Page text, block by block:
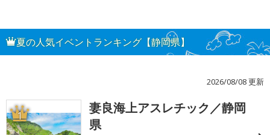
夏の人気イベントランキング【静岡県】
2026/08/08 更新
1
妻良海上アスレチック／静岡
県